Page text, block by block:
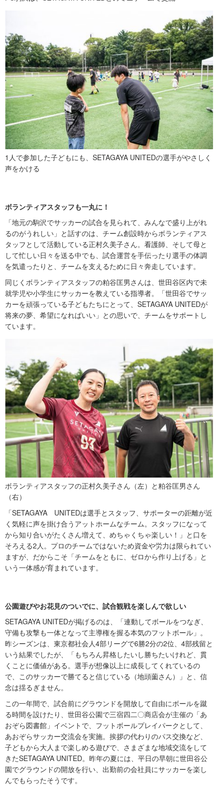
1人で参加した子どもにも、SETAGAYA UNITEDの選手がやさしく
声をかける
ボランティアスタッフも一丸に！
「地元の駒沢でサッカーの試合を見られて、みんなで盛り上がれ
るのがうれしい」と話すのは、チーム創設時からボランティアス
タッフとして活動している正村久美子さん。看護師、そして母と
して忙しい日々を送る中でも、試合運営を手伝ったり選手の体調
を気遣ったりと、チームを支えるために日々奔走しています。
同じくボランティアスタッフの粕谷匡男さんは、世田谷区内で未
就学児や小学生にサッカーを教えている指導者。「世田谷でサッ
カーを頑張っている子どもたちにとって、SETAGAYA UNITEDが
将来の夢、希望になればいい」との思いで、チームをサポートし
ています。
ボランティアスタッフの正村久美子さん（左）と粕谷匡男さん
（右）
「SETAGAYA UNITEDは選手とスタッフ、サポーターの距離が近
く気軽に声を掛け合うアットホームなチーム。スタッフになって
から知り合いがたくさん増えて、めちゃくちゃ楽しい！」と口を
そろえる2人。プロのチームではないため資金や労力は限られてい
ますが、だからこそ「チームをともに、ゼロから作り上げる」と
いう一体感が育まれています。
公園遊びやお花見のついでに、試合観戦を楽しんで欲しい
SETAGAYA UNITEDが掲げるのは、「連動してボールをつなぎ、
守備も攻撃も一体となって主導権を握る本気のフットボール」。
昨シーズンは、東京都社会人4部リーグで6勝2分の2位、4部残留と
いう結果でしたが、「もちろん昇格したいし勝ちたいけれど、貫
くことに価値がある。選手が想像以上に成長してくれているの
で、このサッカーで勝てると信じている（地頭薗さん）」と、信
念は揺るぎません。
この一年間で、試合前にグラウンドを開放して自由にボールを蹴
る時間を設けたり、世田谷公園で三宿四二〇商店会が主催の「あ
おぞら図書館」イベントで、フットボールプレイパークとして、
あおぞらサッカー交流会を実施。挨拶の代わりのパス交換など、
子どもから大人まで楽しめる遊びで、さまざまな地域交流をして
きたSETAGAYA UNITED。昨年の夏には、平日の早朝に世田谷公
園でグラウンドの開放を行い、出勤前の会社員にサッカーを楽し
んでもらったそうです。